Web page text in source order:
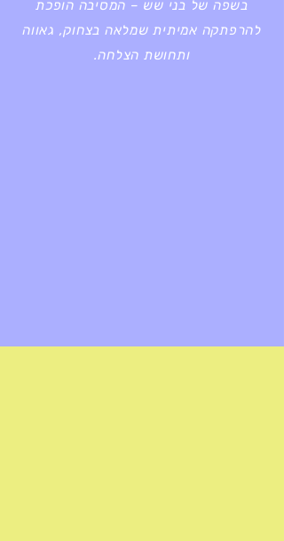
בשפה של בני שש – המסיבה הופכת
להרפתקה אמיתית שמלאה בצחוק, גאווה
ותחושת הצלחה.